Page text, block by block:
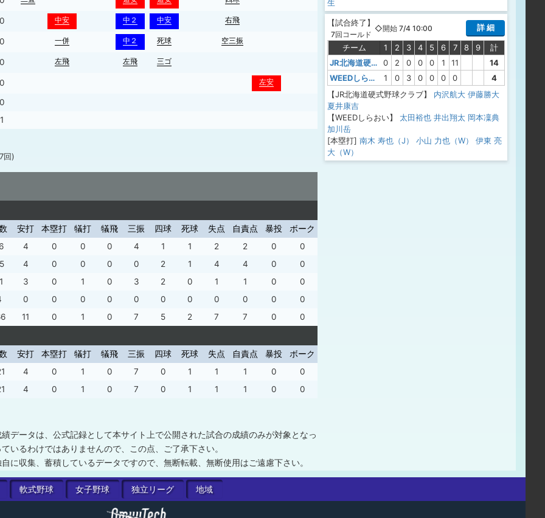
中安 中２ 中安 右飛
一併 中２ 死球 空三振
左飛 左飛 三ゴ
左安
1
回)
安打 本塁打 犠打 犠飛 三振 四球 死球 失点 自責点 暴投
ボーク
4 0 0 0 4 1 1 2 2 0
0
4 0 0 0 0 2 1 4 4 0
0
3 0 1 0 3 2 0 1 1 0
0
0 0 0 0 0 0 0 0 0 0
0
11 0 1 0 7 5 2 7 7 0 0
安打 本塁打 犠打 犠飛 三振 四球 死球 失点 自責点 暴投
ボーク
4 0 1 0 7 0 1 1 1 0
0
4 0 1 0 7 0 1 1 1 0 0
データは、公式記録として本サイト上で公開された試合の成績のみが対象となっ
いるわけではありませんので、この点、ご了承下さい。
に収集、蓄積しているデータですので、無断転載、無断使用はご遠慮下さい。
生
【試合終了】
7回コールド
◇開始 7/4 10:00 詳 細
チーム 1 2 3 4 5 6 7 8 9
計
JR北海道硬式野球クラブ
0 2 0 0 0 1 11
14
WEEDしらおい
1 0 3 0 0 0 0
4
【JR北海道硬式野球クラブ】
内沢航大 伊藤勝大
夏井康吉
【WEEDしらおい】
太田裕也 井出翔太 岡本凜典
加川岳
[本塁打] 南木 寿也（J） 小山 力也（W）
伊東 亮
大（W）
軟式野球 女子野球 独立リーグ 地域